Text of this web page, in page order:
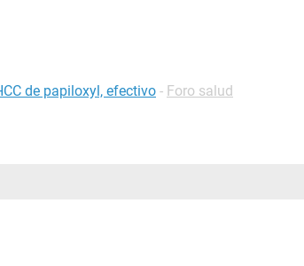
de papiloxyl, efectivo - Foro salud